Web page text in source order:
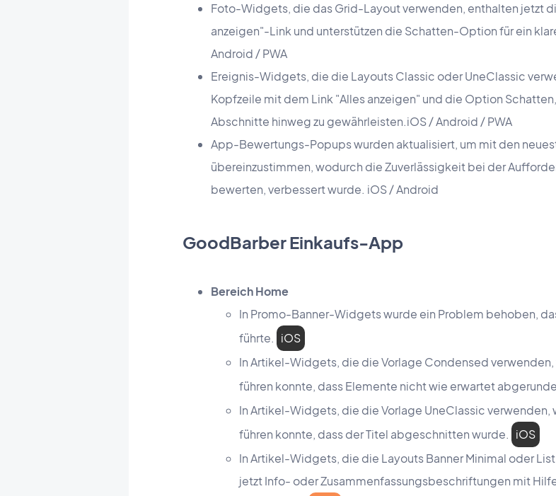
Foto-Widgets, die das Grid-Layout verwenden, enthalten jetzt
anzeigen"-Link und unterstützen die Schatten-Option für ein
Android / PWA
Ereignis-Widgets, die die Layouts Classic oder UneClassic
Kopfzeile mit dem Link "Alles anzeigen" und die Option
Abschnitte hinweg zu gewährleisten.iOS / Android / PWA
App-Bewertungs-Popups wurden aktualisiert, um mit den
übereinzustimmen, wodurch die Zuverlässigkeit bei der
bewerten, verbessert wurde. iOS / Android
GoodBarber Einkaufs-App
Bereich Home
In Promo-Banner-Widgets wurde ein Problem behoben,
führte. iOS
In Artikel-Widgets, die die Vorlage Condensed
führen konnte, dass Elemente nicht wie erwartet
In Artikel-Widgets, die die Vorlage UneClassic verwenden,
führen konnte, dass der Titel abgeschnitten wurde. iOS
In Artikel-Widgets, die die Layouts Banner Minimal oder
jetzt Info- oder Zusammenfassungsbeschriftungen mit